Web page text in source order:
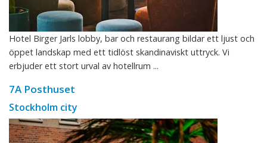
Hotel Birger Jarls lobby, bar och restaurang bildar ett ljust och
öppet landskap med ett tidlöst skandinaviskt uttryck. Vi
erbjuder ett stort urval av hotellrum ...
7A Posthuset
Stockholm city